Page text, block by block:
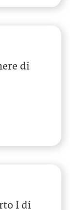
di
I di